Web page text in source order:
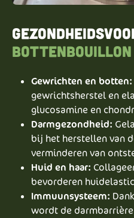
bottenbouillon
Gewrichten en botten:
gewrichtsherstel en
glucosamine en
Darmgezondheid:
bij het herstellen van
verminderen van
Huid en haar:
bevorderen
Immuunsysteem:
wordt de